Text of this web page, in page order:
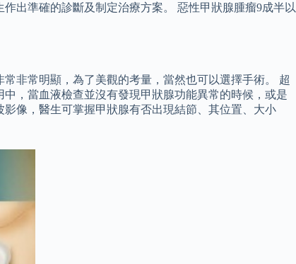
出準確的診斷及制定治療方案。 惡性甲狀腺腫瘤9成半以
非常明顯，為了美觀的考量，當然也可以選擇手術。 超
，當血液檢查並沒有發現甲狀腺功能異常的時候，或是
像，醫生可掌握甲狀腺有否出現結節、其位置、大小